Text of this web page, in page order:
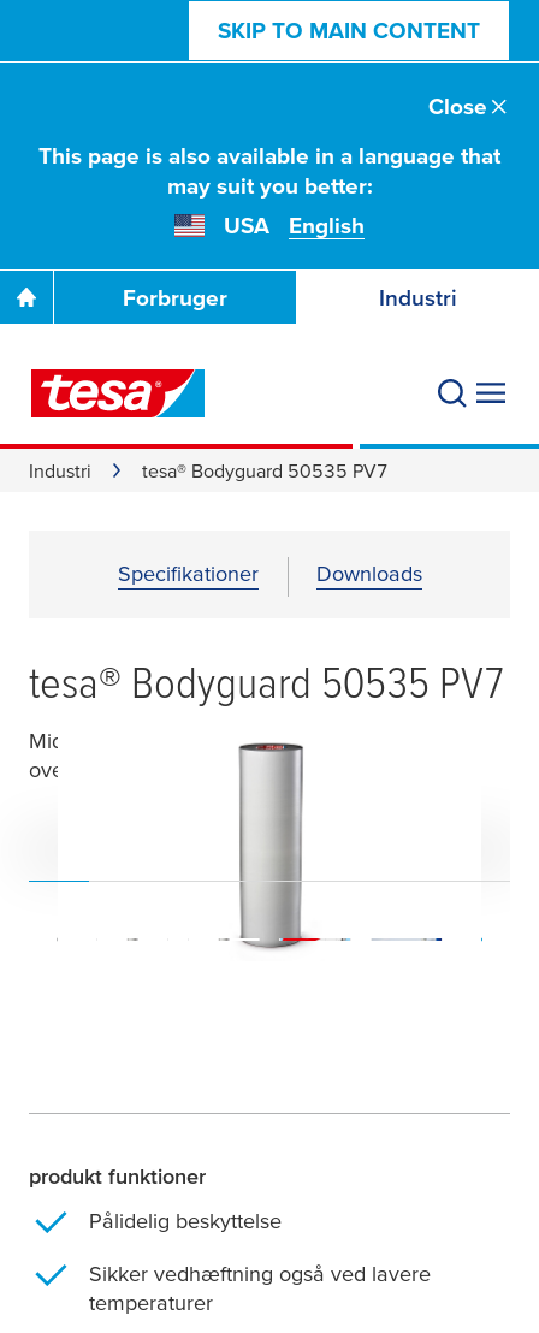
SKIP TO MAIN CONTENT
This page is also available in a language that
may suit you better:
USA
English
Close
Forbruger Industri
Industri tesa® Bodyguard 50535 PV7
Specifikationer Downloads
tesa® Bodyguard 50535 PV7
Midlertidig beskyttelsestape til nymalede
overflader
produkt​ funktioner
Pålidelig beskyttelse
Sikker vedhæftning også ved lavere
temperaturer